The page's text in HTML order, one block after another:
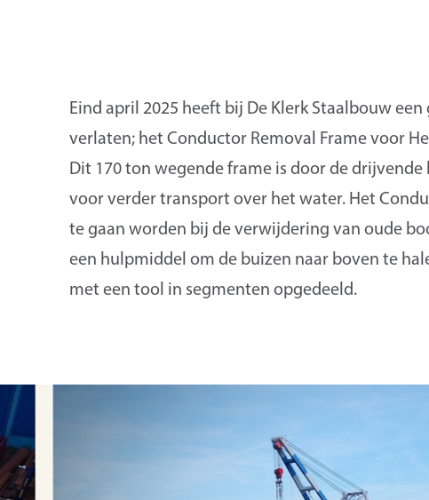
Eind april 2025 heeft bij De Klerk Staalbouw
verlaten; het Conductor Removal Frame voor
Dit 170 ton wegende frame is door de
voor verder transport over het water. Het
te gaan worden bij de verwijdering van oude
een hulpmiddel om de buizen naar boven te
met een tool in segmenten opgedeeld.